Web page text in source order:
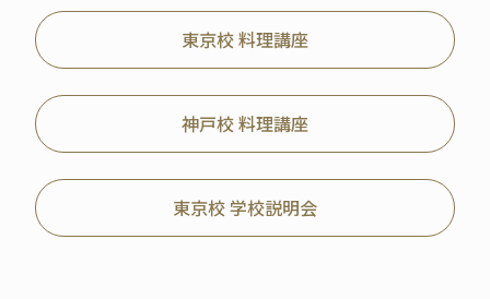
東京校 料理講座
神戸校 料理講座
東京校 学校説明会